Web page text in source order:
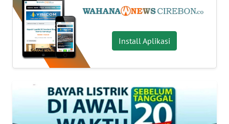
Install Aplikasi
PEDOMAN
SIBER